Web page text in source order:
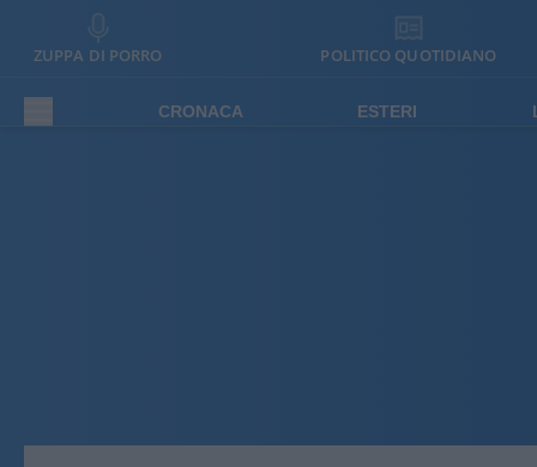
ZUPPA DI PORRO POLITICO QUOTIDIANO
CRONACA ESTERI